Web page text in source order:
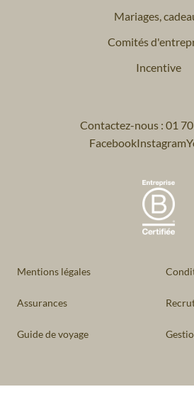
Mariages,
Comités
Incentive
Contactez-nous : 01
FacebookInstagram
Mentions légales
Assurances
Guide de voyage